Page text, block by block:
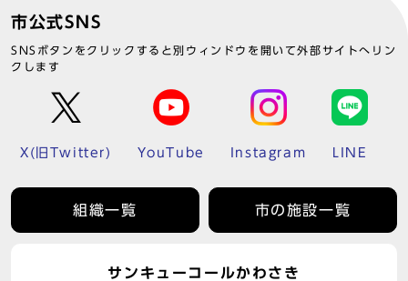
市公式SNS
SNSボタンをクリックすると別ウィンドウを開いて外部サイトへリン
クします
X(旧Twitter) YouTube Instagram LINE
組織一覧 市の施設一覧
サンキューコールかわさき